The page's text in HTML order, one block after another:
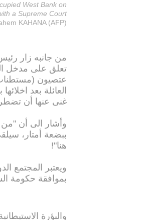
West Bank on
a Supreme Court
KAHANA (AFP)
من جانبه زار
عتصيون
العائلة بعد
غنى عنها أن تضطر
وأشار الى أن
ببضعة أمتار،
هنا"!
ويعتبر المجتمع
بموافقة حكومة